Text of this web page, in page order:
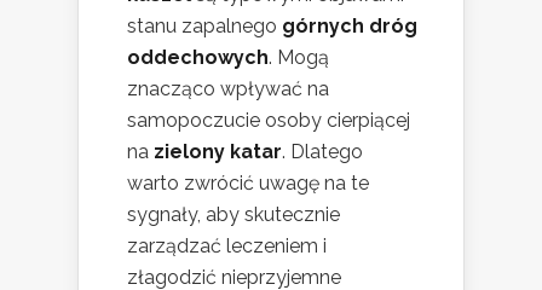
stanu zapalnego górnych dróg
oddechowych. Mogą
znacząco wpływać na
samopoczucie osoby cierpiącej
na zielony katar. Dlatego
warto zwrócić uwagę na te
sygnały, aby skutecznie
zarządzać leczeniem i
złagodzić nieprzyjemne